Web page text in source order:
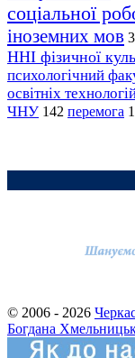
соціальної
іноземних мов
ННІ фізичної
психологічний
освітніх
ЧНУ 142 перемога
© 2006 - 2026
Богдана